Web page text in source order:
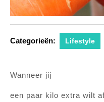
Categorieën: Lifestyle
Wanneer jij
een paar kilo extra wilt